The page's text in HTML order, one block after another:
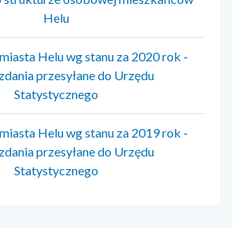
Helu
Helu wg stanu za 2020 rok -
przesyłane do Urzędu
Statystycznego
Helu wg stanu za 2019 rok -
przesyłane do Urzędu
Statystycznego